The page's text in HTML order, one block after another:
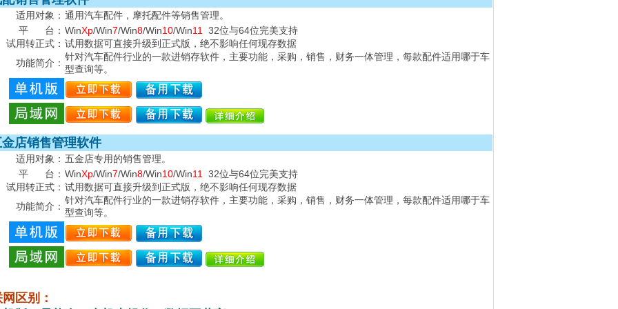
适用对象： 通用汽车配件，摩托配件等销售管理。
平 台： WinXp/Win7/Win8/Win10/Win11
32位与64位完美支持
试用转正式： 试用数据可直接升级到正式版，绝不影响任何现存数据
功能简介：
针对汽车配件行业的一款进销存软件，主要功能，采购，销售，财务一体管理，每款配件适用哪于车
型查询等。
店销售管理软件
适用对象： 五金店专用的销售管理。
平 台： WinXp/Win7/Win8/Win10/Win11
32位与64位完美支持
试用转正式： 试用数据可直接升级到正式版，绝不影响任何现存数据
功能简介：
针对汽车配件行业的一款进销存软件，主要功能，采购，销售，财务一体管理，每款配件适用哪于车
型查询等。
区别：